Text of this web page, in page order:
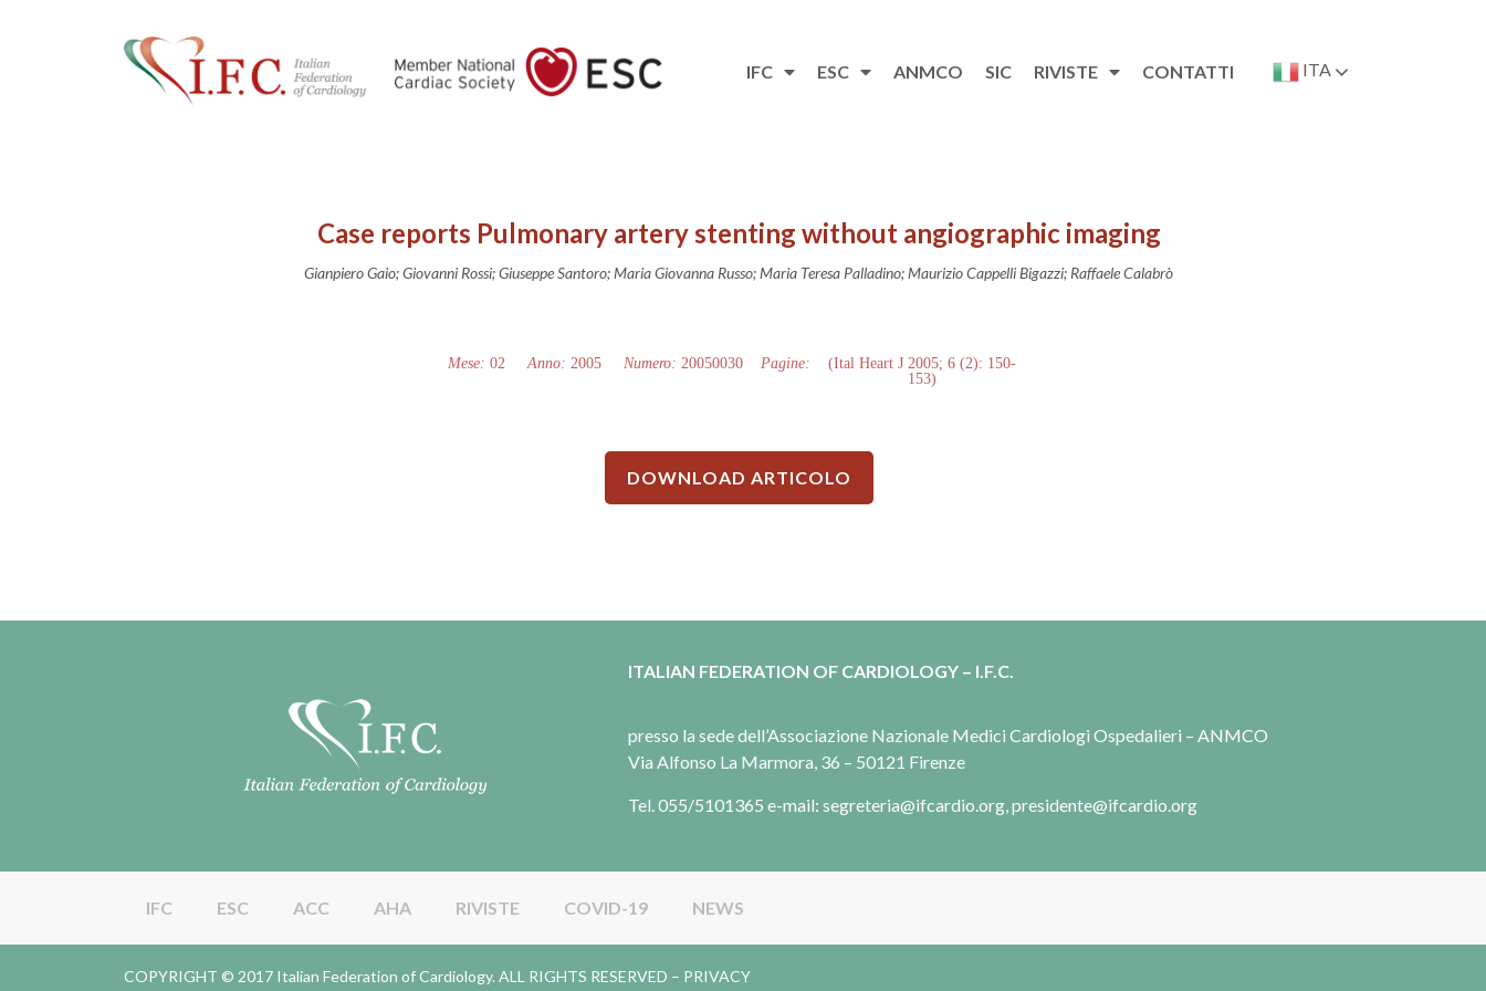
IFC ESC ANMCO SIC RIVISTE CONTATTI ITA
Case reports Pulmonary artery stenting without angiographic imaging
Gianpiero Gaio; Giovanni Rossi; Giuseppe Santoro; Maria Giovanna Russo; Maria Teresa Palladino; Maurizio Cappelli Bigazzi; Raffaele Calabrò
Mese: 02 Anno: 2005 Numero: 20050030 Pagine:
(Ital Heart J 2005; 6 (2): 150-
153)
DOWNLOAD ARTICOLO
ITALIAN FEDERATION OF CARDIOLOGY – I.F.C.
presso la sede dell’Associazione Nazionale Medici Cardiologi Ospedalieri – ANMCO
Via Alfonso La Marmora, 36 – 50121 Firenze
Tel. 055/5101365 e-mail: segreteria@ifcardio.org, presidente@ifcardio.org
IFC ESC ACC AHA RIVISTE COVID-19 NEWS
COPYRIGHT © 2017 Italian Federation of Cardiology. ALL RIGHTS RESERVED – PRIVACY